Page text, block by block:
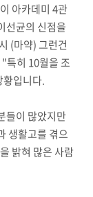
아카데미 4관
선균의 신점을
(마약) 그런건
특히 10월을 조
황입니다.
들이 많았지만
생활고를 겪으
밝혀 많은 사람